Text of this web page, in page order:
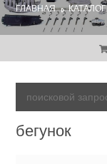
ГЛАВНАЯ КАТАЛОГ
бегунок